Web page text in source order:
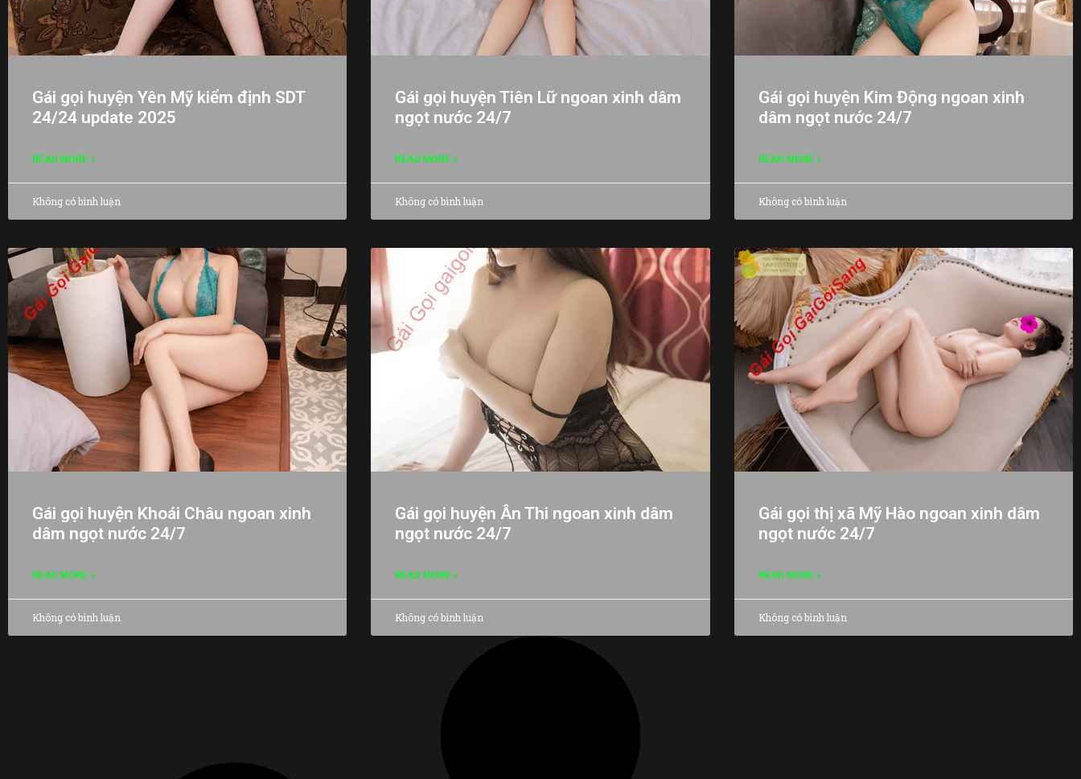
Gái gọi huyện Yên Mỹ kiểm định SDT
24/24 update 2025
READ MORE »
Không có bình luận
Gái gọi huyện Tiên Lữ ngoan xinh dâm
ngọt nước 24/7
READ MORE »
Không có bình luận
Gái gọi huyện Kim Động ngoan xinh
dâm ngọt nước 24/7
READ MORE »
Không có bình luận
Gái gọi huyện Khoái Châu ngoan xinh
dâm ngọt nước 24/7
READ MORE »
Không có bình luận
Gái gọi huyện Ân Thi ngoan xinh dâm
ngọt nước 24/7
READ MORE »
Không có bình luận
Gái gọi thị xã Mỹ Hào ngoan xinh dâm
ngọt nước 24/7
READ MORE »
Không có bình luận